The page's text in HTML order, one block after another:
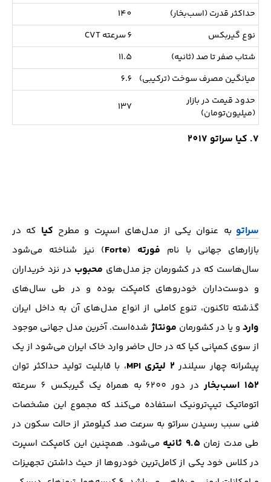
حداکثر قدرت (اسب‌بخار)
140
نوع گیربکس
6 سرعته CVT
شتاب صفر تا صد (ثانیه)
11.5
میانگین مصرف سوخت (ترکیبی)
6.6
حدود قیمت در بازار
(میلیون‌تومان)
137
7. کیا سراتو 2017
سراتو به عنوان یکی از مدل‌های اسپرت و مطرح کیا که در
بازار‌های جهانی با نام فورته (
Forte) نیز شناخته می‌شود
سال‌هاست که در کشورمان جز مدل‌های محبوب در نزد خریداران
و دوست‌داران خودرو‌های کامپکت بوده و در طی سال‌های
گذشته تاکنون، تنوع کاملی از انواع مدل‌های آن به داخل ایران
وارد و یا در کشورمان مونتاژشده‌است. آخرین مدل جهانی موجود
از سوی کمپانی کیا که در حال حاضر وارد خاک ایران می‌شود از یک
پیشرانه چهار سیلندر2 لیتری MPI، با قابلیت تولید حداکثر توان
152 اسب‌بخار
در دور 6200 به همراه یک گیربکس 6 سرعته
اتوماتیک تیپ‌ترونیک استفاده می‌کند که مجموع این مشخصات
فنی سبب رسیدن سراتو به سرعت صد کیلومتر از حالت سکون در
طی مدت زمان9.5 ثانیه
می‌شود. همچنین این کامپکت اسپرت
در کلاس خود یکی از کامل‌ترین خودرو‌ها از حیث داشتن تجهیزات